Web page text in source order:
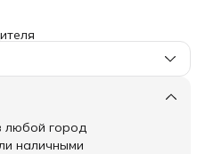
любой город
наличными